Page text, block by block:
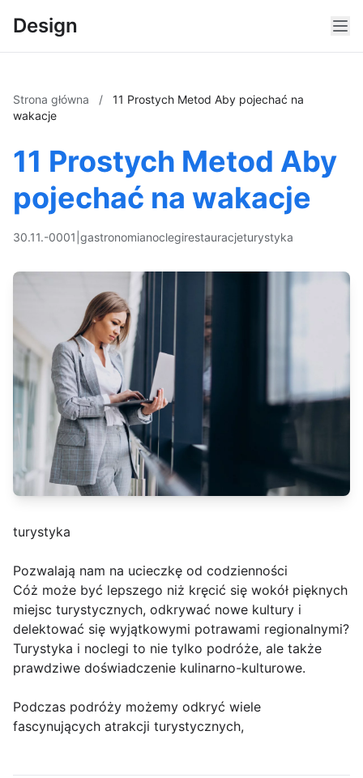
Design
Strona główna /
11 Prostych Metod Aby pojechać na
wakacje
11 Prostych Metod Aby
pojechać na wakacje
30.11.-0001 gastronomianoclegirestauracjeturystyka
turystyka
Pozwalają nam na ucieczkę od codzienności
Cóż może być lepszego niż kręcić się wokół pięknych
miejsc turystycznych, odkrywać nowe kultury i
delektować się wyjątkowymi potrawami regionalnymi?
Turystyka i noclegi to nie tylko podróże, ale także
prawdziwe doświadczenie kulinarno-kulturowe.
Podczas podróży możemy odkryć wiele
fascynujących atrakcji turystycznych,